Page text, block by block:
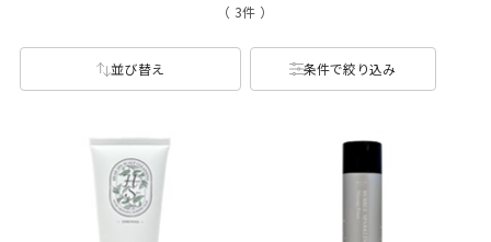
（ 3件 ）
並び替え 条件で絞り込み